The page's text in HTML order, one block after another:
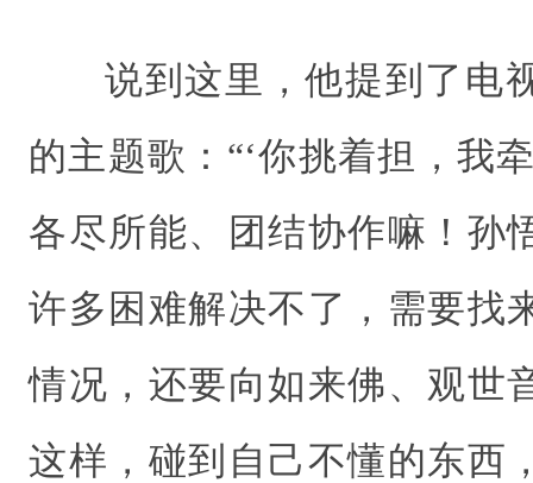
说到这里，他提到了电
的主题歌：“‘你挑着担，我
各尽所能、团结协作嘛！孙
许多困难解决不了，需要找
情况，还要向如来佛、观世
这样，碰到自己不懂的东西